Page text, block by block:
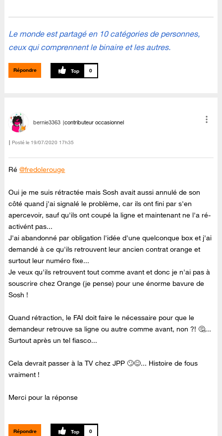
Le monde est partagé en 10 catégories de personnes,
ceux qui comprennent le binaire et les autres.
Répondre 0
bernie3363 contributeur occasionnel
Posté le ‎19/07/2020 17h35
Ré@fredolerouge
Oui je me suis rétractée mais Sosh avait aussi annulé de son
côté quand j'ai signalé le problème, car ils ont fini par s'en
apercevoir, sauf qu'ils ont coupé la ligne et maintenant ne l'a ré-
activént pas...
J'ai abandonné par obligation l'idée d'une quelconque box et j'ai
demandé à ce qu'ils retrouvent leur ancien contrat orange et
surtout leur numéro fixe...
Je veux qu'ils retrouvent tout comme avant et donc je n'ai pas à
souscrire chez Orange (je pense) pour une énorme bavure de
Sosh !
Quand rétraction, le FAI doit faire le nécessaire pour que le
demandeur retrouve sa ligne ou autre comme avant, non ?! 🤔...
Surtout après un tel fiasco...
Cela devrait passer à la TV chez JPP 🙄😊... Histoire de fous
vraiment !
Merci pour la réponse
Répondre 0